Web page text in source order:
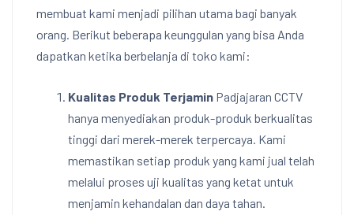
membuat kami menjadi pilihan utama bagi banyak
orang. Berikut beberapa keunggulan yang bisa Anda
dapatkan ketika berbelanja di toko kami:
Kualitas Produk Terjamin Padjajaran CCTV
hanya menyediakan produk-produk berkualitas
tinggi dari merek-merek terpercaya. Kami
memastikan setiap produk yang kami jual telah
melalui proses uji kualitas yang ketat untuk
menjamin kehandalan dan daya tahan.